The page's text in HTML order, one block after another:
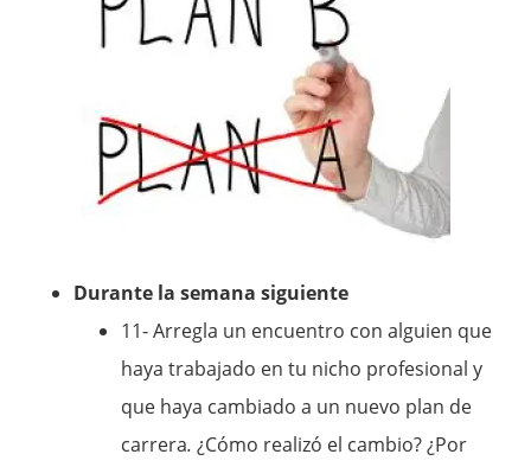
Durante la semana siguiente
11- Arregla un encuentro con alguien que
haya trabajado en tu nicho profesional y
que haya cambiado a un nuevo plan de
carrera.¿Cómo realizó el cambio? ¿Por